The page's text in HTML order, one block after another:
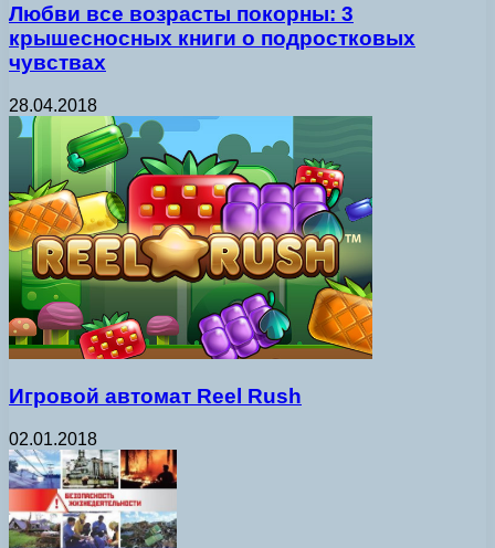
Любви все возрасты покорны: 3
крышесносных книги о подростковых
чувствах
28.04.2018
Игровой автомат Reel Rush
02.01.2018